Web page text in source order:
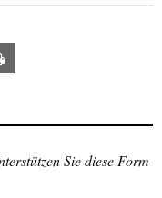
Sie diese Form